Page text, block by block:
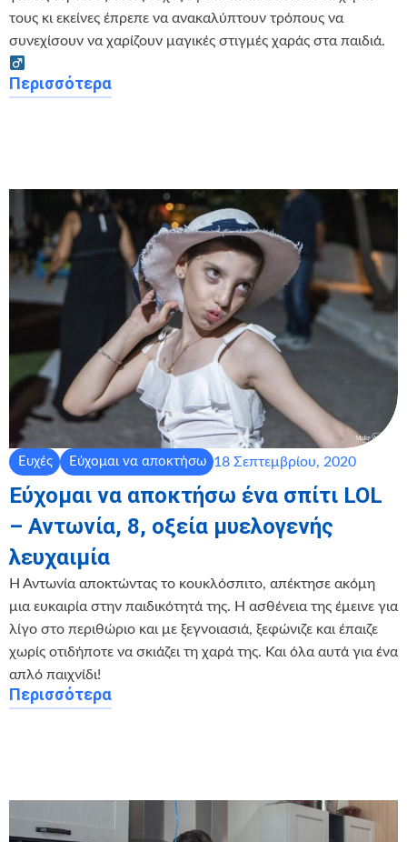
τους κι εκείνες έπρεπε να ανακαλύπτουν τρόπους να
συνεχίσουν να χαρίζουν μαγικές στιγμές χαράς στα παιδιά. ‍
Περισσότερα
Ευχές Εύχομαι να αποκτήσω 18 Σεπτεμβρίου, 2020
Εύχομαι να αποκτήσω ένα σπίτι LOL
– Αντωνία, 8, οξεία μυελογενής
λευχαιμία
Η Αντωνία αποκτώντας το κουκλόσπιτο, απέκτησε ακόμη
μια ευκαιρία στην παιδικότητά της. Η ασθένεια της έμεινε για
λίγο στο περιθώριο και με ξεγνοιασιά, ξεφώνιζε και έπαιζε
χωρίς οτιδήποτε να σκιάζει τη χαρά της. Και όλα αυτά για ένα
απλό παιχνίδι!
Περισσότερα